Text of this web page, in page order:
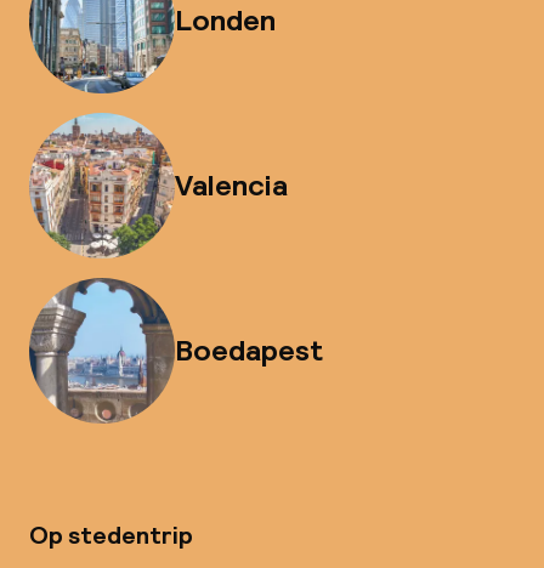
Londen
Valencia
Boedapest
Op stedentrip